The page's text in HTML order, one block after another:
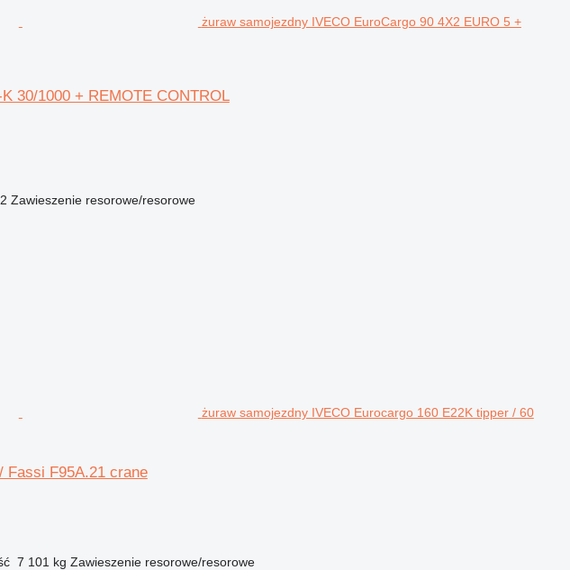
żuraw samojezdny IVECO EuroCargo 90 4X2 EURO 5 +
30/1000 + REMOTE CONTROL
Zawieszenie resorowe/resorowe
żuraw samojezdny IVECO Eurocargo 160 E22K tipper / 60
Fassi F95A.21 crane
7 101 kg Zawieszenie resorowe/resorowe